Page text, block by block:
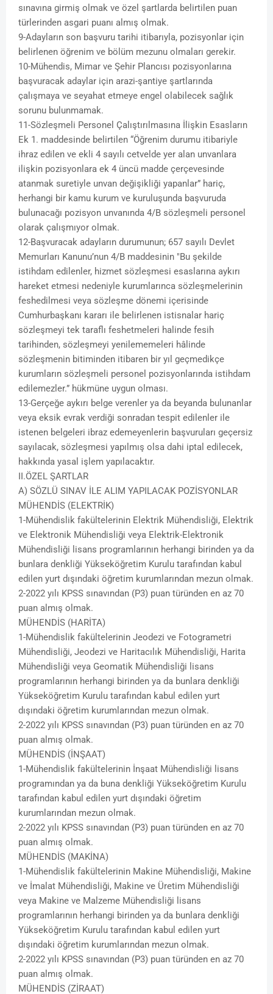
sınavına girmiş olmak ve özel şartlarda belirtilen puan
türlerinden asgari puanı almış olmak.
9-Adayların son başvuru tarihi itibarıyla, pozisyonlar için
belirlenen öğrenim ve bölüm mezunu olmaları gerekir.
10-Mühendis, Mimar ve Şehir Plancısı pozisyonlarına
başvuracak adaylar için arazi-şantiye şartlarında
çalışmaya ve seyahat etmeye engel olabilecek sağlık
sorunu bulunmamak.
11-Sözleşmeli Personel Çalıştırılmasına İlişkin Esasların
Ek 1. maddesinde belirtilen “Öğrenim durumu itibariyle
ihraz edilen ve ekli 4 sayılı cetvelde yer alan unvanlara
ilişkin pozisyonlara ek 4 üncü madde çerçevesinde
atanmak suretiyle unvan değişikliği yapanlar” hariç,
herhangi bir kamu kurum ve kuruluşunda başvuruda
bulunacağı pozisyon unvanında 4/B sözleşmeli personel
olarak çalışmıyor olmak.
12-Başvuracak adayların durumunun; 657 sayılı Devlet
Memurları Kanunu’nun 4/B maddesinin "Bu şekilde
istihdam edilenler, hizmet sözleşmesi esaslarına aykırı
hareket etmesi nedeniyle kurumlarınca sözleşmelerinin
feshedilmesi veya sözleşme dönemi içerisinde
Cumhurbaşkanı kararı ile belirlenen istisnalar hariç
sözleşmeyi tek taraflı feshetmeleri halinde fesih
tarihinden, sözleşmeyi yenilememeleri hâlinde
sözleşmenin bitiminden itibaren bir yıl geçmedikçe
kurumların sözleşmeli personel pozisyonlarında istihdam
edilemezler.” hükmüne uygun olması.
13-Gerçeğe aykırı belge verenler ya da beyanda bulunanlar
veya eksik evrak verdiği sonradan tespit edilenler ile
istenen belgeleri ibraz edemeyenlerin başvuruları geçersiz
sayılacak, sözleşmesi yapılmış olsa dahi iptal edilecek,
hakkında yasal işlem yapılacaktır.
II.ÖZEL ŞARTLAR
A) SÖZLÜ SINAV İLE ALIM YAPILACAK POZİSYONLAR
MÜHENDİS (ELEKTRİK)
1-Mühendislik fakültelerinin Elektrik Mühendisliği, Elektrik
ve Elektronik Mühendisliği veya Elektrik-Elektronik
Mühendisliği lisans programlarının herhangi birinden ya da
bunlara denkliği Yükseköğretim Kurulu tarafından kabul
edilen yurt dışındaki öğretim kurumlarından mezun olmak.
2-2022 yılı KPSS sınavından (P3) puan türünden en az 70
puan almış olmak.
MÜHENDİS (HARİTA)
1-Mühendislik fakültelerinin Jeodezi ve Fotogrametri
Mühendisliği, Jeodezi ve Haritacılık Mühendisliği, Harita
Mühendisliği veya Geomatik Mühendisliği lisans
programlarının herhangi birinden ya da bunlara denkliği
Yükseköğretim Kurulu tarafından kabul edilen yurt
dışındaki öğretim kurumlarından mezun olmak.
2-2022 yılı KPSS sınavından (P3) puan türünden en az 70
puan almış olmak.
MÜHENDİS (İNŞAAT)
1-Mühendislik fakültelerinin İnşaat Mühendisliği lisans
programından ya da buna denkliği Yükseköğretim Kurulu
tarafından kabul edilen yurt dışındaki öğretim
kurumlarından mezun olmak.
2-2022 yılı KPSS sınavından (P3) puan türünden en az 70
puan almış olmak.
MÜHENDİS (MAKİNA)
1-Mühendislik fakültelerinin Makine Mühendisliği, Makine
ve İmalat Mühendisliği, Makine ve Üretim Mühendisliği
veya Makine ve Malzeme Mühendisliği lisans
programlarının herhangi birinden ya da bunlara denkliği
Yükseköğretim Kurulu tarafından kabul edilen yurt
dışındaki öğretim kurumlarından mezun olmak.
2-2022 yılı KPSS sınavından (P3) puan türünden en az 70
puan almış olmak.
MÜHENDİS (ZİRAAT)